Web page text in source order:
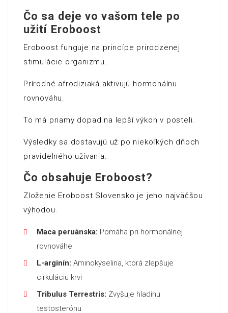
Čo sa deje vo vašom tele po
užití Eroboost
Eroboost funguje na princípe prirodzenej
stimulácie organizmu.
Prírodné afrodiziaká aktivujú hormonálnu
rovnováhu.
To má priamy dopad na lepší výkon v posteli.
Výsledky sa dostavujú už po niekoľkých dňoch
pravidelného užívania.
Čo obsahuje Eroboost?
Zloženie Eroboost Slovensko je jeho najväčšou
výhodou.
Maca peruánska: Pomáha pri hormonálnej
rovnováhe
L-arginín: Aminokyselina, ktorá zlepšuje
cirkuláciu krvi
Tribulus Terrestris: Zvyšuje hladinu
testosterónu